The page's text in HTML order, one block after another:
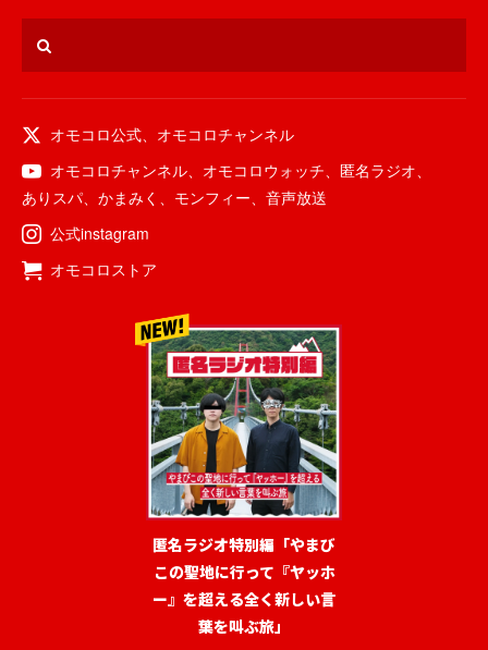
オモコロ公式、 オモコロチャンネル
オモコロチャンネル、 オモコロウォッチ、 匿名ラジオ、
ありスパ、 かまみく 、 モンフィー、 音声放送
公式instagram
オモコロストア
匿名ラジオ特別編「やまび
この聖地に行って『ヤッホ
ー』を超える全く新しい言
葉を叫ぶ旅」